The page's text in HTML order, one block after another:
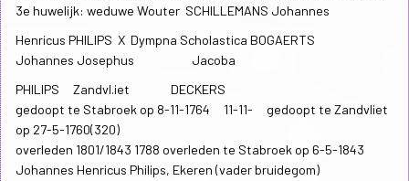
3e huwelijk: weduwe Wouter SCHILLEMANS Johannes
Henricus PHILIPS X Dympna Scholastica BOGAERTS
Johannes Josephus Jacoba
PHILIPS Zandvl.iet DECKERS
gedoopt te Stabroek op 8-11-1764 11-11- gedoopt te Zandvliet
op 27-5-1760(320)
overleden 1801/1843 1788 overleden te Stabroek op 6-5-1843
Johannes Henricus Philips, Ekeren (vader bruidegom)